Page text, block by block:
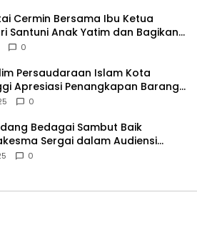
Cermin Bersama Ibu Ketua
Santuni Anak Yatim dan Bagikan
0
Persaudaraan Islam Kota
Apresiasi Penangkapan Barang
0
Bedagai Sambut Baik
Sergai dalam Audiensi
Baru
0